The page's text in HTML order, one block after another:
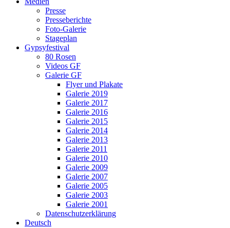
Presse
Presseberichte
Foto-Galerie
Stageplan
Gypsyfestival
80 Rosen
Videos GF
Galerie GF
Flyer und Plakate
Galerie 2019
Galerie 2017
Galerie 2016
Galerie 2015
Galerie 2014
Galerie 2013
Galerie 2011
Galerie 2010
Galerie 2009
Galerie 2007
Galerie 2005
Galerie 2003
Galerie 2001
Datenschutzerklärung
Deutsch